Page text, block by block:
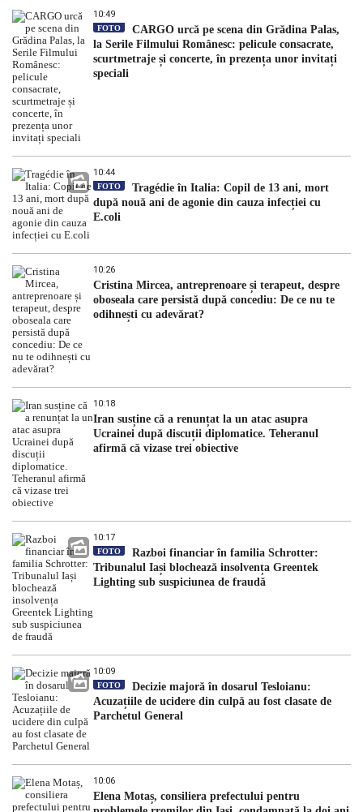
10:49
FOTO
CARGO urcă pe scena din Grădina Palas,
la Serile Filmului Românesc: pelicule consacrate,
scurtmetraje și concerte, în prezența unor invitați
speciali
10:44
FOTO
Tragédie în Italia: Copil de 13 ani, mort
după nouă ani de agonie din cauza infecției cu
E.coli
10:26
Cristina Mircea, antreprenoare și terapeut, despre
oboseala care persistă după concediu: De ce nu te
odihnești cu adevărat?
10:18
Iran susține că a renunțat la un atac asupra
Ucrainei după discuții diplomatice. Teheranul
afirmă că vizase trei obiective
10:17
FOTO
Razboi financiar în familia Schrotter:
Tribunalul Iași blochează insolvența Greentek
Lighting sub suspiciunea de fraudă
10:09
FOTO
Decizie majoră în dosarul Tesloianu:
Acuzațiile de ucidere din culpă au fost clasate de
Parchetul General
10:06
Elena Motaș, consiliera prefectului pentru